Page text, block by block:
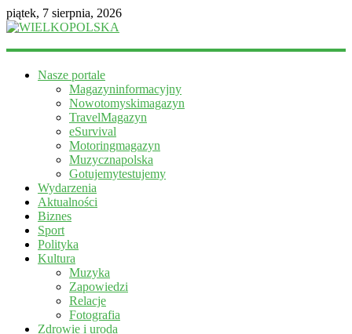
piątek, 7 sierpnia, 2026
WIELKOPOLSKA
informacyjny
Nasze portale
Magazyninformacyjny
Nowotomyskimagazyn
TravelMagazyn
eSurvival
Motoringmagazyn
Muzycznapolska
Gotujemytestujemy
Wydarzenia
Aktualności
Biznes
Sport
Polityka
Kultura
Muzyka
Zapowiedzi
Relacje
Fotografia
Zdrowie i uroda